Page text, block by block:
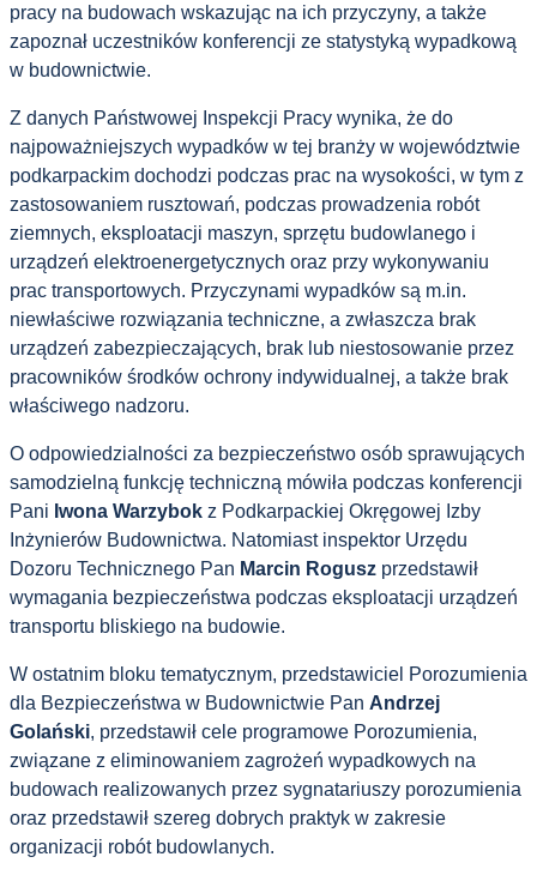
pracy na budowach wskazując na ich przyczyny, a także
zapoznał uczestników konferencji ze statystyką wypadkową
w budownictwie.
Z danych Państwowej Inspekcji Pracy wynika, że do
najpoważniejszych wypadków w tej branży w województwie
podkarpackim dochodzi podczas prac na wysokości, w tym z
zastosowaniem rusztowań, podczas prowadzenia robót
ziemnych, eksploatacji maszyn, sprzętu budowlanego i
urządzeń elektroenergetycznych oraz przy wykonywaniu
prac transportowych. Przyczynami wypadków są m.in.
niewłaściwe rozwiązania techniczne, a zwłaszcza brak
urządzeń zabezpieczających, brak lub niestosowanie przez
pracowników środków ochrony indywidualnej, a także brak
właściwego nadzoru.
O odpowiedzialności za bezpieczeństwo osób sprawujących
samodzielną funkcję techniczną mówiła podczas konferencji
Pani Iwona Warzybok z Podkarpackiej Okręgowej Izby
Inżynierów Budownictwa. Natomiast inspektor Urzędu
Dozoru Technicznego Pan Marcin Rogusz przedstawił
wymagania bezpieczeństwa podczas eksploatacji urządzeń
transportu bliskiego na budowie.
W ostatnim bloku tematycznym, przedstawiciel Porozumienia
dla Bezpieczeństwa w Budownictwie Pan Andrzej
Golański, przedstawił cele programowe Porozumienia,
związane z eliminowaniem zagrożeń wypadkowych na
budowach realizowanych przez sygnatariuszy porozumienia
oraz przedstawił szereg dobrych praktyk w zakresie
organizacji robót budowlanych.